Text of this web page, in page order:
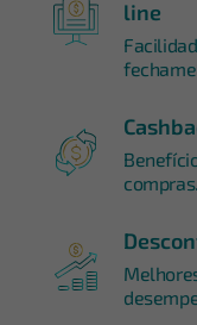
line
compras.